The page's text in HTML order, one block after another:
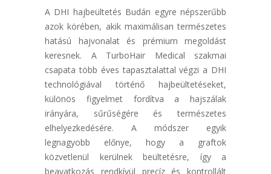
A DHI hajbeültetés Budán egyre népszerűbb
azok körében, akik maximálisan természetes
hatású hajvonalat és prémium megoldást
keresnek. A TurboHair Medical szakmai
csapata több éves tapasztalattal végzi a DHI
technológiával történő hajbeültetéseket,
különös figyelmet fordítva a hajszálak
irányára, sűrűségére és természetes
elhelyezkedésére. A módszer egyik
legnagyobb előnye, hogy a graftok
közvetlenül kerülnek beültetésre, így a
beavatkozás rendkívül precíz és kontrollált